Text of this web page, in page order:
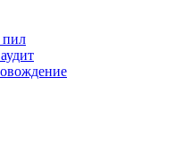
пил